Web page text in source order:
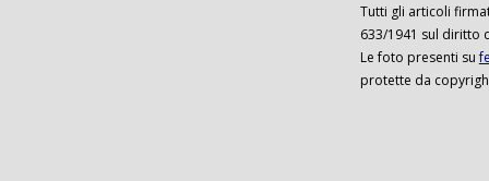
Tutti gli articoli
633/1941 sul diritto
Le foto presenti su
protette da